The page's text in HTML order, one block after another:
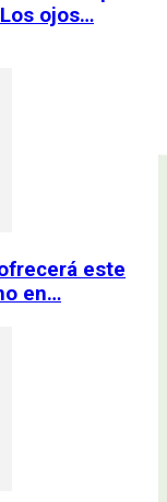
ojos…
este
en…